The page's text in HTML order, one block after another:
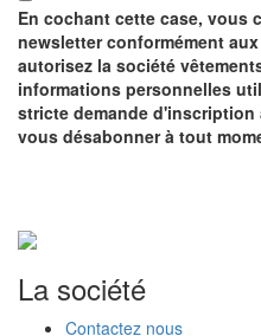
En cochant cette case, vous
newsletter conformément
autorisez la société
informations personnelles
stricte demande d'inscription
vous désabonner à tout
La société
Contactez nous